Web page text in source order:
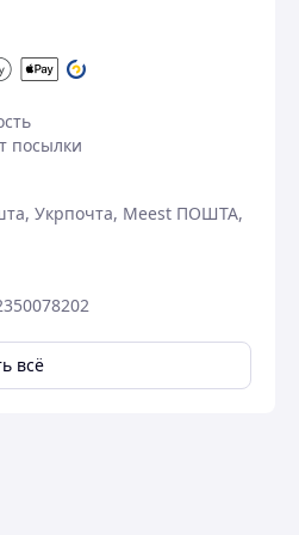
посылки
Укрпочта, Meest ПОШТА,
всё